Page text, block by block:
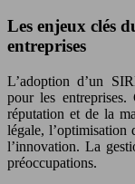
Les enjeux clés
entreprises
L’adoption d’un
pour les
réputation et de la
légale, l’optimisation
l’innovation. La
préoccupations.